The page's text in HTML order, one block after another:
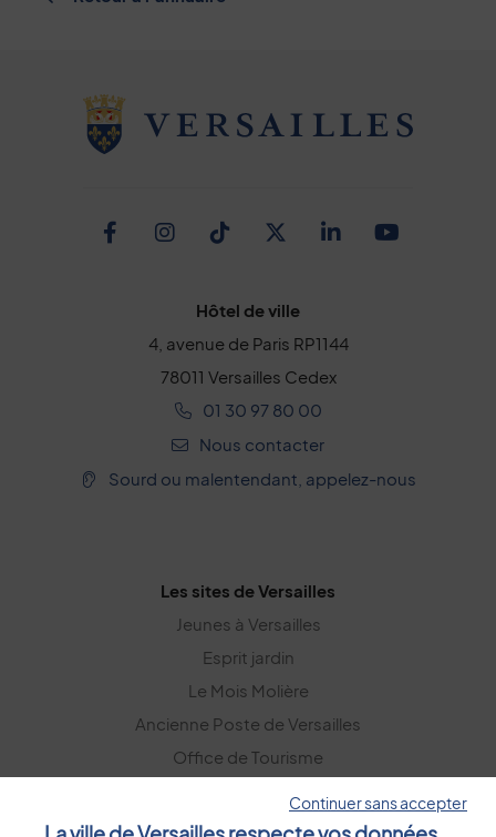
Facebook
Instagram
TikTokTwitter
Linkedin
Hôtel de ville
4, avenue de Paris RP1144
78011 Versailles Cedex
01 30 97 80 00
Nous contacter
Sourd ou malentendant, appelez-nous
Les sites de Versailles
Jeunes à Versailles
Esprit jardin
Le Mois Molière
Ancienne Poste de Versailles
Office de Tourisme
Continuer sans accepter